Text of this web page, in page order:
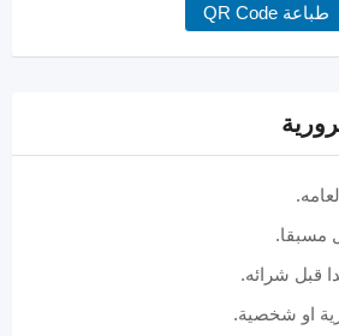
طباعة QR Code
مسبقا.
قبل شرائه.
او شخصية.